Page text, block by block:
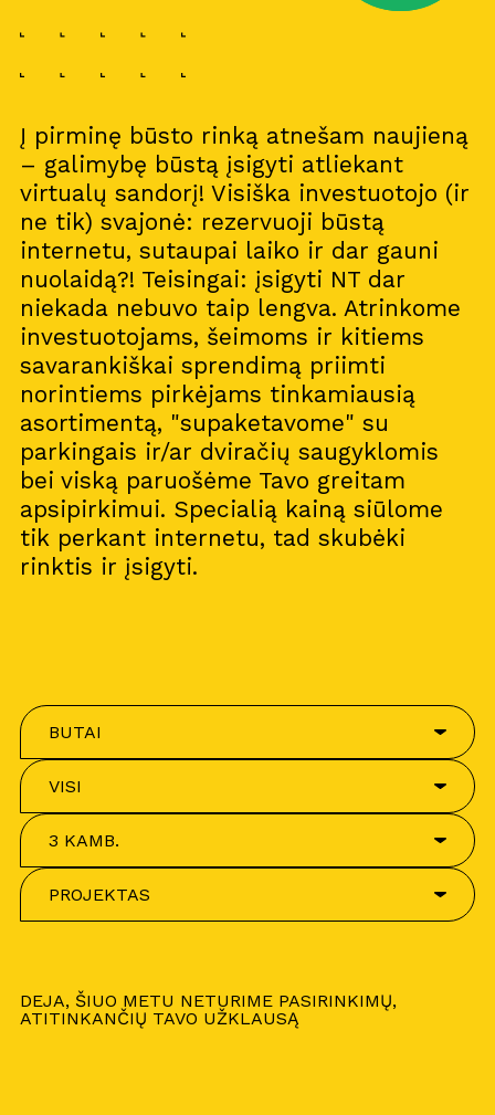
Į pirminę būsto rinką atnešam naujieną
– galimybę būstą įsigyti atliekant
virtualų sandorį! Visiška investuotojo (ir
ne tik) svajonė: rezervuoji būstą
internetu, sutaupai laiko ir dar gauni
nuolaidą?! Teisingai: įsigyti NT dar
niekada nebuvo taip lengva. Atrinkome
investuotojams, šeimoms ir kitiems
savarankiškai sprendimą priimti
norintiems pirkėjams tinkamiausią
asortimentą, "supaketavome" su
parkingais ir/ar dviračių saugyklomis
bei viską paruošėme Tavo greitam
apsipirkimui. Specialią kainą siūlome
tik perkant internetu, tad skubėki
rinktis ir įsigyti.
BUTAI
VISI
3 KAMB.
PROJEKTAS
DEJA, ŠIUO METU NETURIME PASIRINKIMŲ,
ATITINKANČIŲ TAVO UŽKLAUSĄ